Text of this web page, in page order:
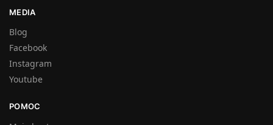
MEDIA
Blog
Facebook
Instagram
Youtube
POMOC